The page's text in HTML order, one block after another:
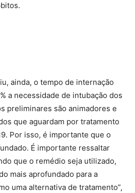
ainda, o tempo de internação
a necessidade de intubação dos
preliminares são animadores e
que aguardam por tratamento
Por isso, é importante que o
É importante ressaltar
que o remédio seja utilizado,
mais aprofundado para a
uma alternativa de tratamento”,